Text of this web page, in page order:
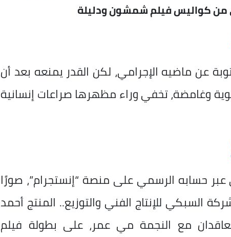
من كواليس فيلم شمشون ودليلة
عن ماضيه الإجرامي، لكن القدر يمنعه بعد أن
وغامضة، تخفي وراء مظهرها صراعات إنسانية
حسابه الرسمي على منصة “إنستجرام”، صورًا
السبكي للإنتاج الفني والتوزيع.. المنتج أحمد
مع النجمة مي عمر، على بطولة فيلم